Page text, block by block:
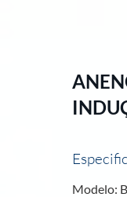
Modelo: